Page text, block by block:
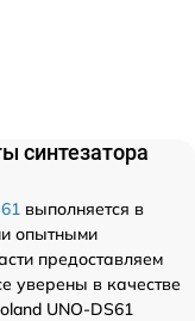
синтезатора
выполняется в
опытными
предоставляем
уверены в качестве
UNO-DS61